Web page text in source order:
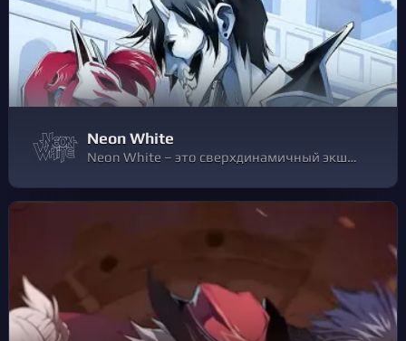
Neon White
Neon White – это сверхдинамичный экшн-платформер от первого лица, действие которого происходит за жемчужными вратами Рая.